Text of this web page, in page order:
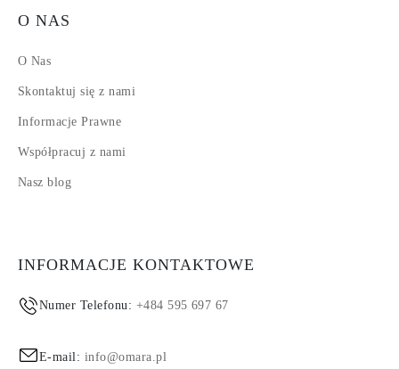
O NAS
O Nas
Skontaktuj się z nami
Informacje Prawne
Współpracuj z nami
Nasz blog
INFORMACJE KONTAKTOWE
Numer Telefonu: +484 595 697 67
E-mail: info@omara.pl